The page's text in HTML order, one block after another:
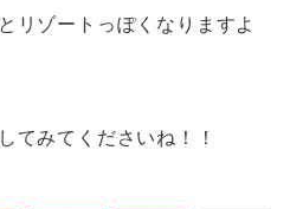
リゾートっぽくなりますよ
てみてくださいね！！